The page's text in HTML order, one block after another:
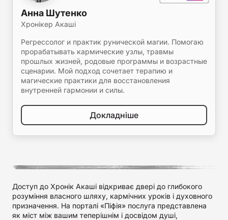
Анна Шутенко
Хронікер Акаші
Регрессолог и практик рунической магии. Помогаю
прорабатывать кармические узлы, травмы
прошлых жизней, родовые программы и возрастные
сценарии. Мой подход сочетает терапию и
магические практики для восстановления
внутренней гармонии и силы.
Докладніше
Доступ до Хронік Акаші відкриває двері до глибокого
розуміння власного шляху, кармічних уроків і духовного
призначення. На порталі «Піфія» послуга представлена
як міст між вашим теперішнім і досвідом душі,